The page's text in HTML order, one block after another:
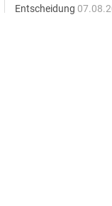
Entscheidung